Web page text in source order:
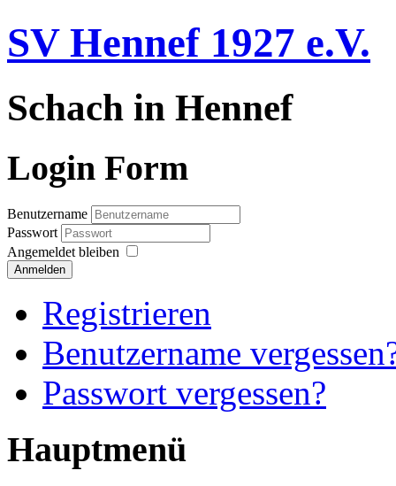
SV Hennef 1927 e.V.
Schach in Hennef
Login Form
Benutzername
Passwort
Angemeldet bleiben
Anmelden
Registrieren
Benutzername
Passwort vergessen?
Hauptmenü